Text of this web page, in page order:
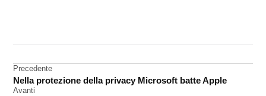
Software
Navigazione
articoli
Precedente
Nella protezione della privacy Microsoft batte Apple
Avanti